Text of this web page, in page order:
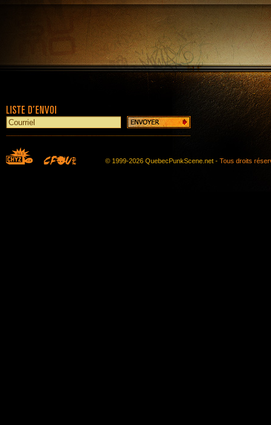
© 1999-2026 QuebecPunkScene.net - Tous droits